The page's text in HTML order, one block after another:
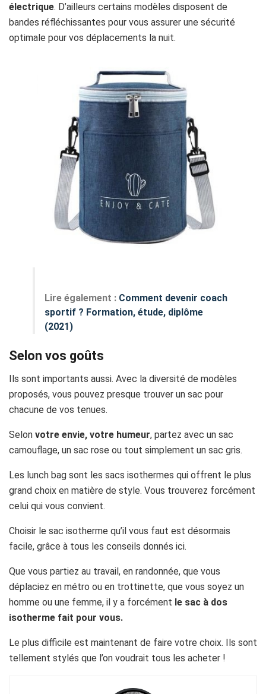
électrique. D’ailleurs certains modèles disposent de
bandes réfléchissantes pour vous assurer une sécurité
optimale pour vos déplacements la nuit.
Lire également : Comment devenir coach
sportif ? Formation, étude, diplôme
(2021)
Selon vos goûts
Ils sont importants aussi. Avec la diversité de modèles
proposés, vous pouvez presque trouver un sac pour
chacune de vos tenues.
Selon votre envie, votre humeur, partez avec un sac
camouflage, un sac rose ou tout simplement un sac gris.
Les lunch bag sont les sacs isothermes qui offrent le plus
grand choix en matière de style. Vous trouverez forcément
celui qui vous convient.
Choisir le sac isotherme qu’il vous faut est désormais
facile, grâce à tous les conseils donnés ici.
Que vous partiez au travail, en randonnée, que vous
déplaciez en métro ou en trottinette, que vous soyez un
homme ou une femme, il y a forcément le sac à dos
isotherme fait pour vous.
Le plus difficile est maintenant de faire votre choix. Ils sont
tellement stylés que l’on voudrait tous les acheter !